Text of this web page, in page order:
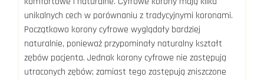
unikalnych cech w porównaniu z tradycyjnymi koronami.
Początkowo korony cyfrowe wyglądały bardziej
naturalnie, ponieważ przypominały naturalny kształt
zębów pacjenta. Jednak korony cyfrowe nie zastępują
utraconych zębów; zamiast tego zastępują zniszczone